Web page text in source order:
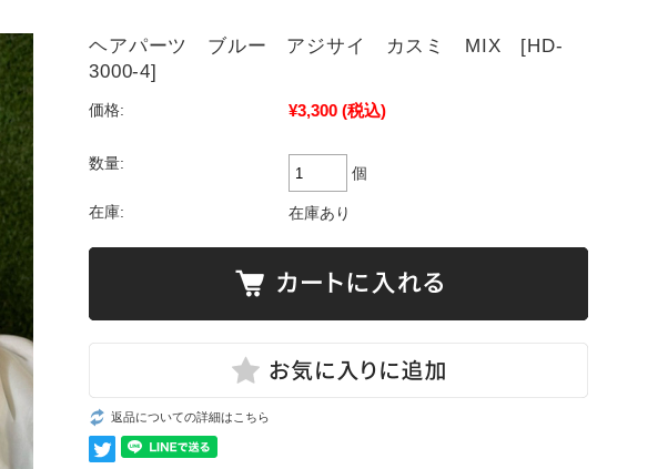
ヘアパーツ ブルー アジサイ カスミ MIX [HD-
3000-4]
価格: ¥3,300 (税込)
数量:
個
在庫: 在庫あり
返品についての詳細はこちら